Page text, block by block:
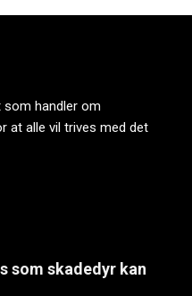
handler om
at alle vil trives med det
som skadedyr kan